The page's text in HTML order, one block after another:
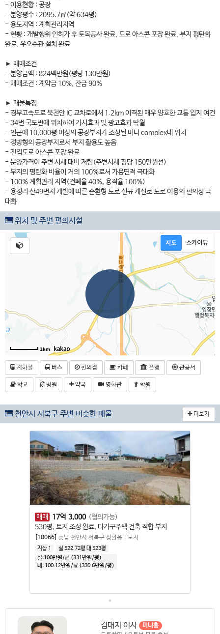
- 이용현황 : 공장
- 분양평수 : 2095.7㎡(약 634평)
- 용도지역 : 계획관리지역
- 현황 : 개발행위 인허가 후 토목공사 완료, 도로 아스콘 포장 완료, 부지 평탄화
완료, 우오수관 설치 완료
► 매매조건
- 분양금액 : 824백만원(평당 130만원)
- 매매조건 : 계약금 10%, 잔금 90%
► 매물특징
- 경부고속도로 북천안 IC 교차로에서 1.2km 이격된 매우 양호한 교통 입지 여건
- 34번 국도변에 위치하여 가시효과 및 광고효과 탁월
- 인근에 10,000평 이상의 공장부지가 조성된 미니 complex내 위치
- 정방형의 공장부지로서 부지 활용도 높음
- 진입도로 아스콘 포장 완료
- 분양가격이 주변 시세 대비 저렴(주변시세 평당 150만원선)
- 부지의 평탄화 비율이 거의 100%로서 가용면적 극대화
- 100% 계획관리 지역(건폐율 40%, 용적율 100%)
- 용정리 산49번지 개발에 따른 순환형 도로 신규 개설로 도로 이용의 편의성 극
대화
위치 및 주변 편의시설
1km
지하철 버스 편의점 카페 은행 관공서
학교 병원 약국 영화관 학원
더보기
천안시 서북구 주변 비슷한 매물
매매 17억 3,000 (협의가능)
530평, 토지 조성 완료, 다가구주택 건축 적합 부지
[10066] 충남 천안시 서북구 성환읍 토지
지상 1 실 522.72평 대 523평
실:100만원/㎡ (331만원/평)
대: 100.12만원/㎡ (330.6만원/평)
김대지 이사 미니홈